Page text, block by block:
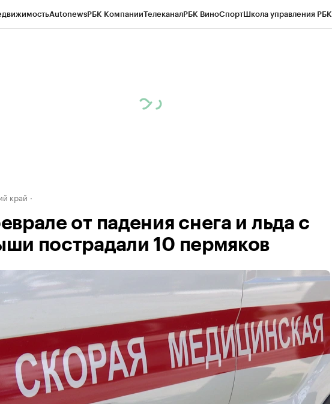
AutonewsРБК КомпанииТелеканалРБК ВиноСпортШкола управления РБК
край
от падения снега и льда с
пострадали 10 пермяков